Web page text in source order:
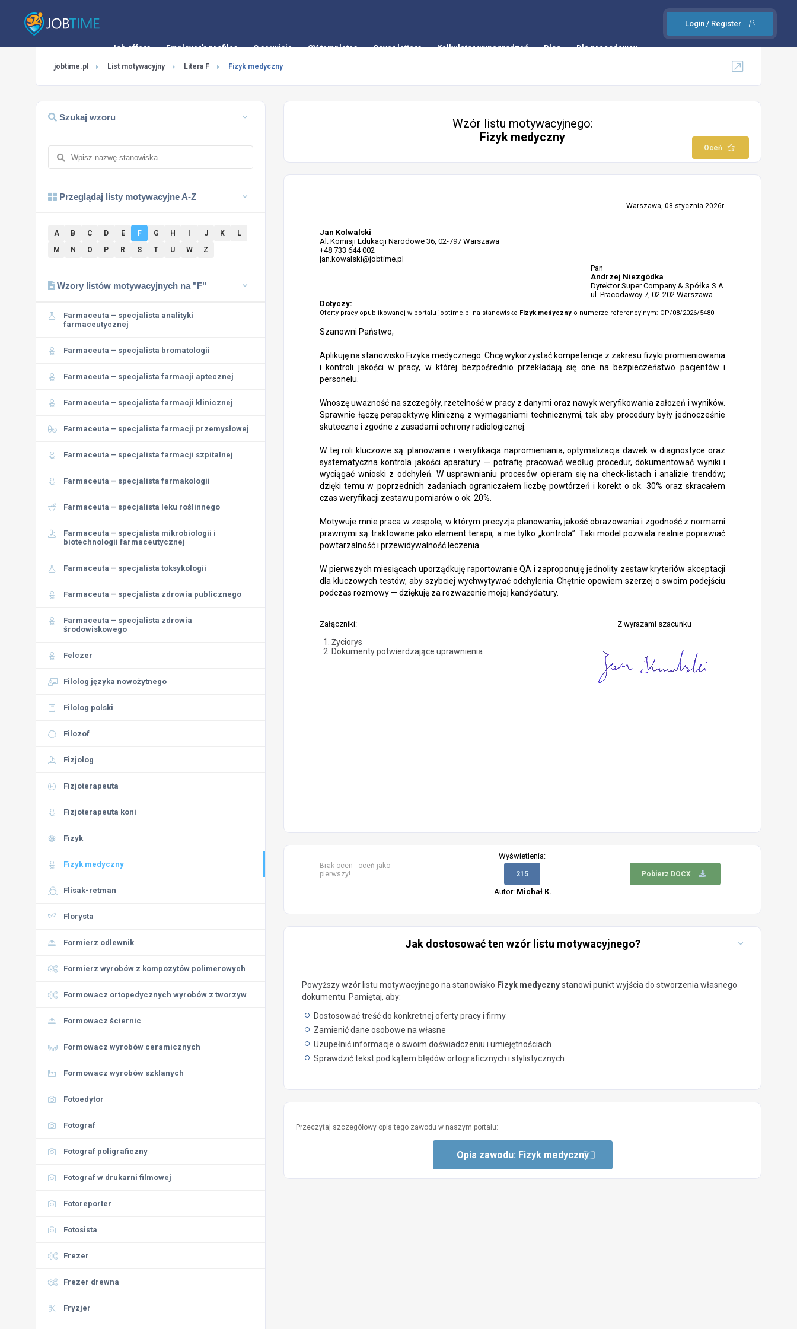
Login / Register
Job offers Employer's profiles O serwisie CV templates Cover letters Kalkulator wynagrodzeń Blog Dla pracodawcy
jobtime.pl List motywacyjny Litera F Fizyk medyczny
Szukaj wzoru
Przeglądaj listy motywacyjne A-Z
A B C D E F G H J K
L
M
N O P R S T U W Z
Wzory listów motywacyjnych na "F"
Farmaceuta – specjalista analityki
farmaceutycznej
Farmaceuta – specjalista bromatologii
Farmaceuta – specjalista farmacji aptecznej
Farmaceuta – specjalista farmacji klinicznej
Farmaceuta – specjalista farmacji przemysłowej
Farmaceuta – specjalista farmacji szpitalnej
Farmaceuta – specjalista farmakologii
Farmaceuta – specjalista leku roślinnego
Farmaceuta – specjalista mikrobiologii i
biotechnologii farmaceutycznej
Farmaceuta – specjalista toksykologii
Farmaceuta – specjalista zdrowia publicznego
Farmaceuta – specjalista zdrowia
środowiskowego
Felczer
Filolog języka nowożytnego
Filolog polski
Filozof
Fizjolog
Fizjoterapeuta
Fizjoterapeuta koni
Fizyk
Fizyk medyczny
Flisak-retman
Florysta
Formierz odlewnik
Formierz wyrobów z kompozytów polimerowych
Formowacz ortopedycznych wyrobów z tworzyw
Formowacz ściernic
Formowacz wyrobów ceramicznych
Formowacz wyrobów szklanych
Fotoedytor
Fotograf
Fotograf poligraficzny
Fotograf w drukarni filmowej
Fotoreporter
Fotosista
Frezer
Frezer drewna
Fryzjer
Wzór listu motywacyjnego:
Fizyk medyczny
Oceń
Warszawa, 08 stycznia 2026r.
Jan Kolwalski
Al. Komisji Edukacji Narodowe 36, 02-797 Warszawa
+48 733 644 002
jan.kowalski@jobtime.pl
Pan
Andrzej Niezgódka
Dyrektor Super Company & Spółka S.A.
ul. Pracodawcy 7, 02-202 Warszawa
Dotyczy:
Oferty pracy opublikowanej w portalu jobtime.pl na stanowisko Fizyk medyczny o numerze referencyjnym: OP/08/2026/5480
Szanowni Państwo,
Aplikuję na stanowisko Fizyka medycznego. Chcę wykorzystać kompetencje z zakresu fizyki promieniowania
i kontroli jakości w pracy, w której bezpośrednio przekładają się one na bezpieczeństwo pacjentów i
personelu.
Wnoszę uważność na szczegóły, rzetelność w pracy z danymi oraz nawyk weryfikowania założeń i wyników.
Sprawnie łączę perspektywę kliniczną z wymaganiami technicznymi, tak aby procedury były jednocześnie
skuteczne i zgodne z zasadami ochrony radiologicznej.
W tej roli kluczowe są: planowanie i weryfikacja napromieniania, optymalizacja dawek w diagnostyce oraz
systematyczna kontrola jakości aparatury — potrafię pracować według procedur, dokumentować wyniki i
wyciągać wnioski z odchyleń. W usprawnianiu procesów opieram się na check-listach i analizie trendów;
dzięki temu w poprzednich zadaniach ograniczałem liczbę powtórzeń i korekt o ok. 30% oraz skracałem
czas weryfikacji zestawu pomiarów o ok. 20%.
Motywuje mnie praca w zespole, w którym precyzja planowania, jakość obrazowania i zgodność z normami
prawnymi są traktowane jako element terapii, a nie tylko „kontrola”. Taki model pozwala realnie poprawiać
powtarzalność i przewidywalność leczenia.
W pierwszych miesiącach uporządkuję raportowanie QA i zaproponuję jednolity zestaw kryteriów akceptacji
dla kluczowych testów, aby szybciej wychwytywać odchylenia. Chętnie opowiem szerzej o swoim podejściu
podczas rozmowy — dziękuję za rozważenie mojej kandydatury.
Załączniki:
Życiorys
Dokumenty potwierdzające uprawnienia
Z wyrazami szacunku
Brak ocen - oceń jako
pierwszy!
Wyświetlenia:
215 Pobierz DOCX
Autor: Michał K.
Jak dostosować ten wzór listu motywacyjnego?
Powyższy wzór listu motywacyjnego na stanowisko Fizyk medycznystanowi punkt wyjścia do stworzenia własnego
dokumentu. Pamiętaj, aby:
Dostosować treść do konkretnej oferty pracy i firmy
Zamienić dane osobowe na własne
Uzupełnić informacje o swoim doświadczeniu i umiejętnościach
Sprawdzić tekst pod kątem błędów ortograficznych i stylistycznych
Przeczytaj szczegółowy opis tego zawodu w naszym portalu:
Opis zawodu: Fizyk medyczny